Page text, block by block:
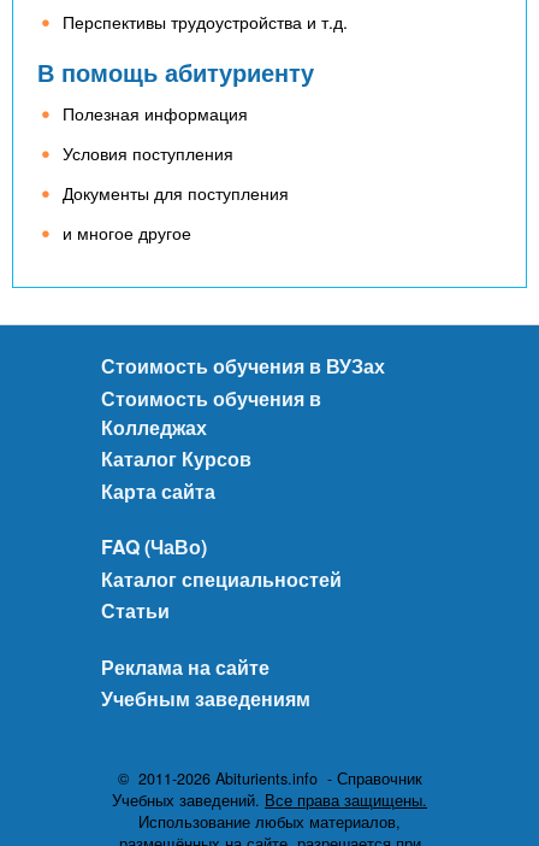
Перспективы трудоустройства и т.д.
В помощь абитуриенту
Полезная информация
Условия поступления
Документы для поступления
и многое другое
Стоимость обучения в ВУЗах
Стоимость обучения в
Колледжах
Каталог Курсов
Карта сайта
FAQ (ЧаВо)
Каталог специальностей
Статьи
Реклама на сайте
Учебным заведениям
© 2011-2026 Abiturients.info - Справочник
Учебных заведений. Все права защищены.
Использование любых материалов,